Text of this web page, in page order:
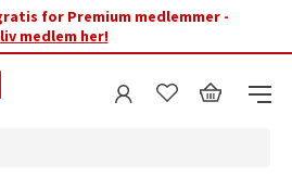
for Premium medlemmer -
medlem her!